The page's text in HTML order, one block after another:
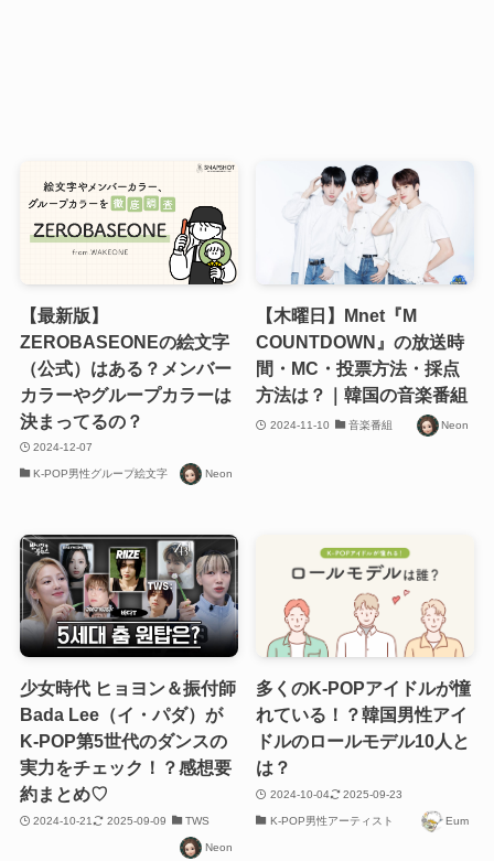
【最新版】
ZEROBASEONEの絵文字
（公式）はある？メンバー
カラーやグループカラーは
決まってるの？
2024-12-07
K-POP男性グループ絵文字 Neon
【木曜日】Mnet『M
COUNTDOWN』の放送時
間・MC・投票方法・採点
方法は？｜韓国の音楽番組
2024-11-10 音楽番組 Neon
少女時代 ヒョヨン＆振付師
Bada Lee（イ・パダ）が
K-POP第5世代のダンスの
実力をチェック！？感想要
約まとめ♡
2024-10-21 2025-09-09 TWS
Neon
多くのK-POPアイドルが憧
れている！？韓国男性アイ
ドルのロールモデル10人と
は？
2024-10-04 2025-09-23
K-POP男性アーティスト Eum